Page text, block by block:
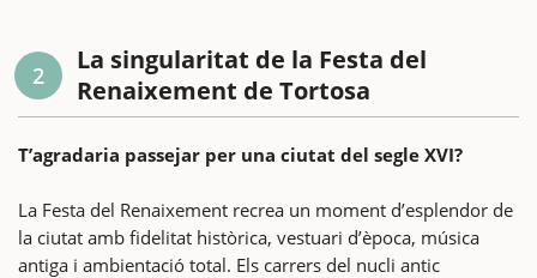
2
La singularitat de la Festa del
Renaixement de Tortosa
T’agradaria passejar per una ciutat del segle XVI?
La Festa del Renaixement recrea un moment d’esplendor de
la ciutat amb fidelitat històrica, vestuari d’època, música
antiga i ambientació total. Els carrers del nucli antic